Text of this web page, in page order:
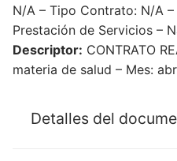
N/A – Tipo Contrato: N/A
Prestación de Servicios –
Descriptor: CONTRATO
materia de salud – Mes:
Detalles del